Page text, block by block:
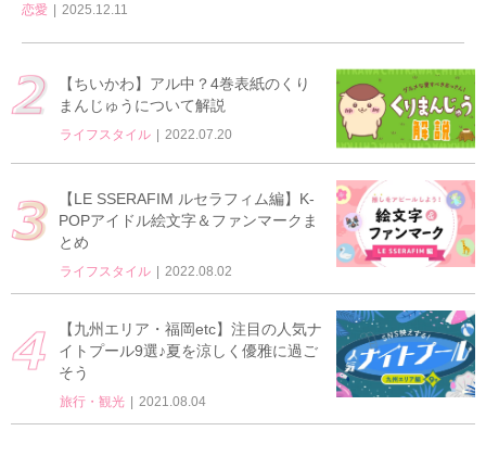
恋愛 2025.12.11
【ちいかわ】アル中？4巻表紙のくり
まんじゅうについて解説
ライフスタイル 2022.07.20
【LE SSERAFIM ルセラフィム編】K-
POPアイドル絵文字＆ファンマークま
とめ
ライフスタイル 2022.08.02
【九州エリア・福岡etc】注目の人気ナ
イトプール9選♪夏を涼しく優雅に過ご
そう
旅行・観光 2021.08.04